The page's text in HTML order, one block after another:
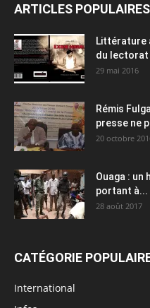
ARTICLES POPULAIRES
Littérature
du lectorat
29 mai 2016
Rémis
presse ne
20 octobre
Ouaga : un
portant à...
28 août 2017
CATÉGORIE
International